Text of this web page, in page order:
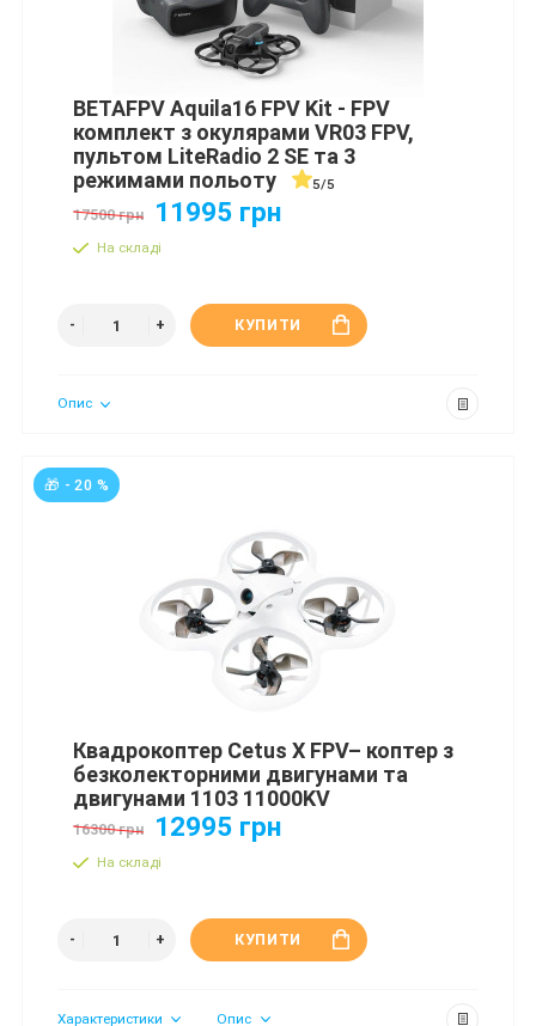
BETAFPV Aquila16 FPV Kit - FPV
комплект з окулярами VR03 FPV,
пультом LiteRadio 2 SE та 3
режимами польоту
5/5
17500 грн 11995 грн
На складі
КУПИТИ
Опис
🎁 - 20 %
Квадрокоптер Cetus X FPV– коптер з
безколекторними двигунами та
двигунами 1103 11000KV
16300 грн 12995 грн
На складі
КУПИТИ
Характеристики Опис